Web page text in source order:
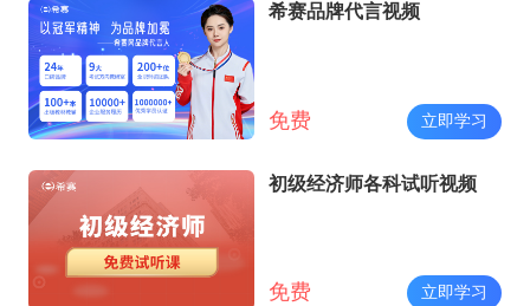
希赛品牌代言视频
免费 立即学习
初级经济师各科试听视频
免费 立即学习